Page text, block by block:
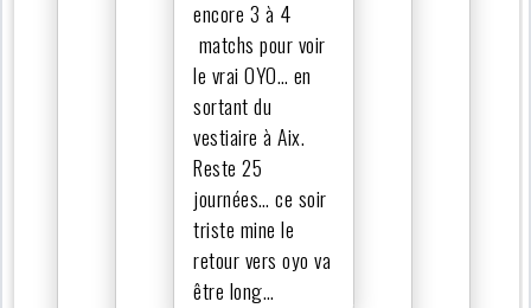
encore 3 à 4
matchs pour voir
le vrai OYO… en
sortant du
vestiaire à Aix.
Reste 25
journées… ce soir
triste mine le
retour vers oyo va
être long…